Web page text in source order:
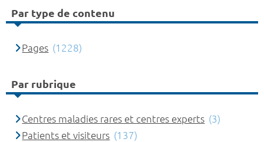
Par type de contenu
Pages (1228)
Par rubrique
Centres maladies rares et centres experts (3)
Patients et visiteurs (137)